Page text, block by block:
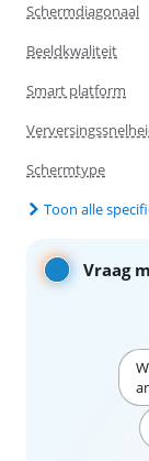
Schermdiagonaal
Beeldkwaliteit
Smart platform
Schermtype
Toon alle
Vraag